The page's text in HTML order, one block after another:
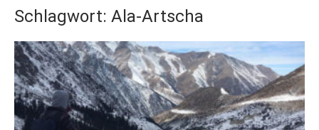
Schlagwort: Ala-Artscha